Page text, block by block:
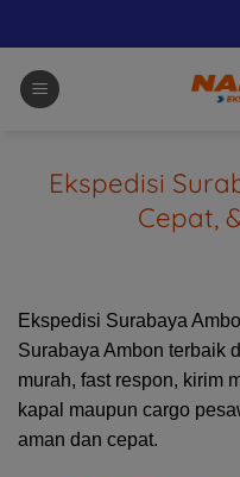
Ekspedisi
Cepat,
Ekspedisi Surabaya
Surabaya Ambon terbaik
murah, fast respon, kirim
kapal maupun cargo
aman dan cepat.